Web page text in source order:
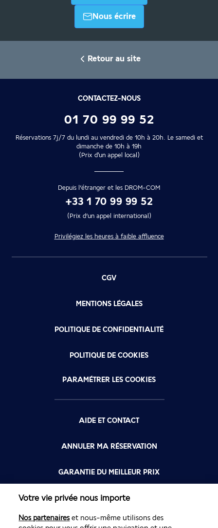
Nous écrire
Retour au site
CONTACTEZ-NOUS
01 70 99 99 52
Réservations 7j/7 du lundi au vendredi de 10h à 20h. Le samedi et
dimanche de 10h à 19h
(Prix d'un appel local)
Depuis l’étranger et les DROM-COM
+33 1 70 99 99 52
(Prix d’un appel international)
Privilégiez les heures à faible affluence
CGV
MENTIONS LÉGALES
POLITIQUE DE CONFIDENTIALITÉ
POLITIQUE DE COOKIES
PARAMÉTRER LES COOKIES
AIDE ET CONTACT
ANNULER MA RÉSERVATION
GARANTIE DU MEILLEUR PRIX
FLYING BLUE
FLEXIBILITÉ
Votre vie privée nous importe
Nos partenaireset nous-même utilisons des